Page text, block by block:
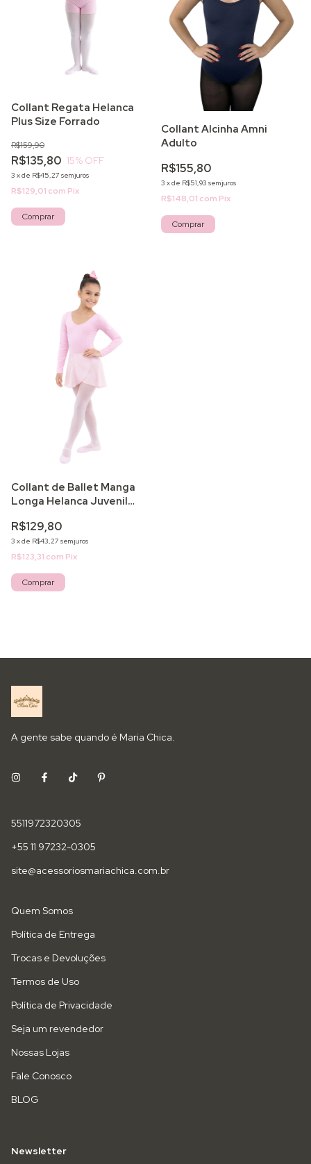
Collant Regata Helanca
Plus Size Forrado
R$135,80
R$159,90
15% OFF
3 xde R$45,27 sem juros
R$129,01 com Pix
Comprar
Collant Alcinha Amni
Adulto
R$155,80
3 xde R$51,93 sem juros
R$148,01 com Pix
Comprar
Collant de Ballet Manga
Longa Helanca Juvenil
R$129,80
3 xde R$43,27 sem juros
R$123,31 com Pix
Comprar
A gente sabe quando é Maria Chica.
5511972320305
+55 11 97232-0305
site@acessoriosmariachica.com.br
Quem Somos
Política de Entrega
Trocas e Devoluções
Termos de Uso
Política de Privacidade
Seja um revendedor
Nossas Lojas
Fale Conosco
BLOG
Newsletter